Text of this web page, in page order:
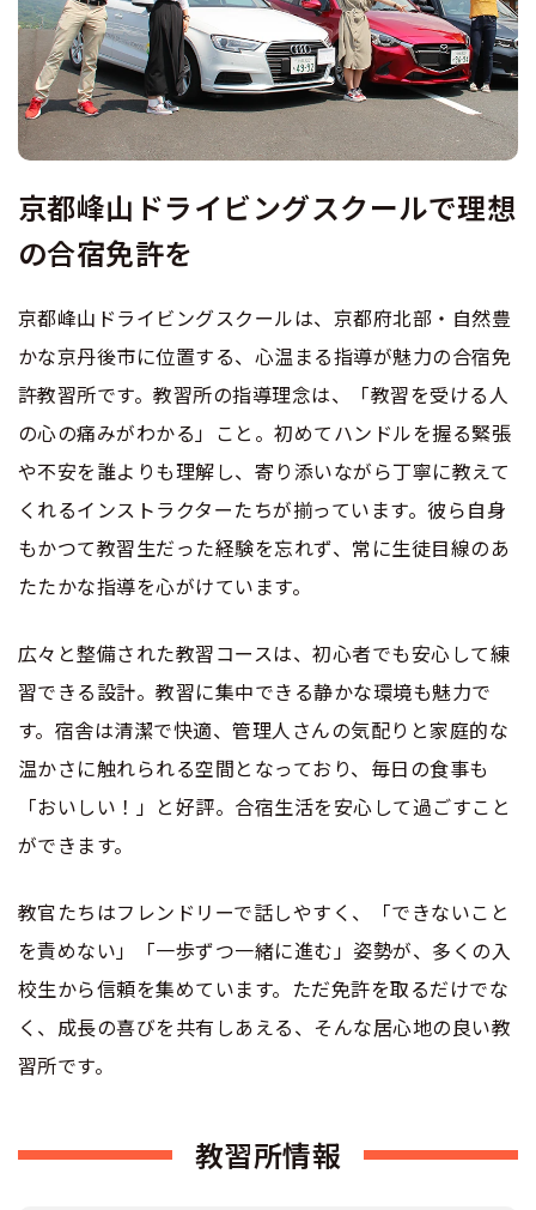
大型二種
合宿免許 体験談・口コミ
合宿免許 よくある質問
まるわかり！合宿免許Q＆A
普通二種 中型二種
大型二種 特例教習
京都峰山ドライビングスクールで理想
の合宿免許を
京都峰山ドライビングスクールは、京都府北部・自然豊
かな京丹後市に位置する、心温まる指導が魅力の合宿免
許教習所です。教習所の指導理念は、「教習を受ける人
の心の痛みがわかる」こと。初めてハンドルを握る緊張
や不安を誰よりも理解し、寄り添いながら丁寧に教えて
くれるインストラクターたちが揃っています。彼ら自身
もかつて教習生だった経験を忘れず、常に生徒目線のあ
たたかな指導を心がけています。
広々と整備された教習コースは、初心者でも安心して練
習できる設計。教習に集中できる静かな環境も魅力で
す。宿舎は清潔で快適、管理人さんの気配りと家庭的な
温かさに触れられる空間となっており、毎日の食事も
「おいしい！」と好評。合宿生活を安心して過ごすこと
ができます。
教官たちはフレンドリーで話しやすく、「できないこと
を責めない」「一歩ずつ一緒に進む」姿勢が、多くの入
校生から信頼を集めています。ただ免許を取るだけでな
く、成長の喜びを共有しあえる、そんな居心地の良い教
習所です。
教習所情報